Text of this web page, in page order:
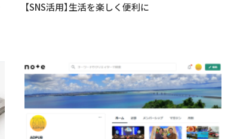
【SNS活用】生活を楽しく便利に